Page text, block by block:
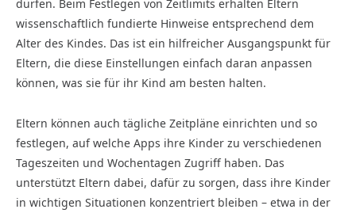
dürfen. Beim Festlegen von Zeitlimits erhalten Eltern
wissenschaftlich fundierte Hinweise entsprechend dem
Alter des Kindes. Das ist ein hilfreicher Ausgangs­punkt für
Eltern, die diese Ein­stel­lungen einfach daran anpassen
können, was sie für ihr Kind am besten halten.
Eltern können auch tägliche Zeitpläne einrichten und so
festlegen, auf welche Apps ihre Kinder zu verschiedenen
Tageszeiten und Wochentagen Zugriff haben. Das
unterstützt Eltern dabei, dafür zu sorgen, dass ihre Kinder
in wichtigen Situationen konzentriert bleiben – etwa in der